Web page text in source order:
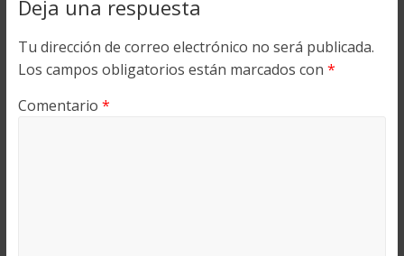
Deja una respuesta
Tu dirección de correo electrónico no será publicada.
Los campos obligatorios están marcados con *
Comentario *